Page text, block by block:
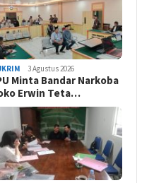
3 Agustus 2026
Minta Bandar Narkoba
Erwin Teta…